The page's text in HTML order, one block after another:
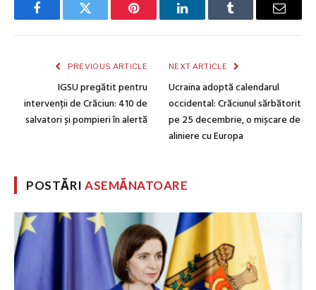
FacebookTwitter Pinterest LinkedInTumblr Email
PREVIOUS ARTICLE
IGSU pregătit pentru
intervenții de Crăciun: 410 de
salvatori și pompieri în alertă
NEXT ARTICLE
Ucraina adoptă calendarul
occidental: Crăciunul sărbătorit
pe 25 decembrie, o mișcare de
aliniere cu Europa
POSTĂRIASEMĂNATOARE